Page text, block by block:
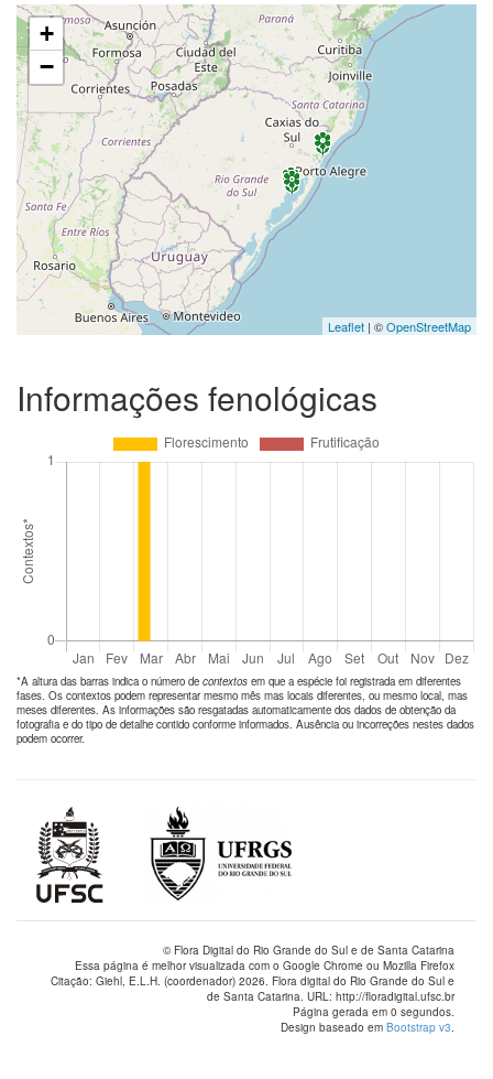
+
−
Leaflet | ©OpenStreetMap
Informações fenológicas
*A altura das barras indica o número de contextos em que a espécie foi registrada em diferentes
fases. Os contextos podem representar mesmo mês mas locais diferentes, ou mesmo local, mas
meses diferentes. As informações são resgatadas automaticamente dos dados de obtenção da
fotografia e do tipo de detalhe contido conforme informados. Ausência ou incorreções nestes dados
podem ocorrer.
© Flora Digital do Rio Grande do Sul e de Santa Catarina
Essa página é melhor visualizada com o Google Chrome ou Mozilla Firefox
Citação: Giehl, E.L.H. (coordenador) 2026. Flora digital do Rio Grande do Sul e
de Santa Catarina. URL: http://floradigital.ufsc.br
Página gerada em 0 segundos.
Design baseado em Bootstrap v3.